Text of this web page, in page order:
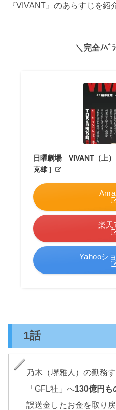
『VIVANT』のあらすじを紹
＼完全ﾉﾍﾞ
日曜劇場 VIVANT（上
克雄 ]
楽天
Yahooシ
1話
乃木（堺雅人）の勤務
「GFL社」へ130億円も
誤送金したお金を取り戻